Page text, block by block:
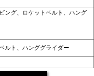
ング、ロケットベルト、ハング
ルト、ハンググライダー